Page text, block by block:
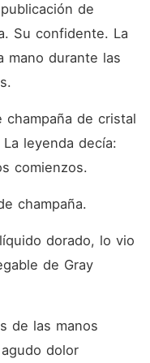
de
Su confidente. La
mano durante las
de cristal
leyenda decía:
comienzos.
champaña.
dorado, lo vio
de Gray
de las manos
dolor